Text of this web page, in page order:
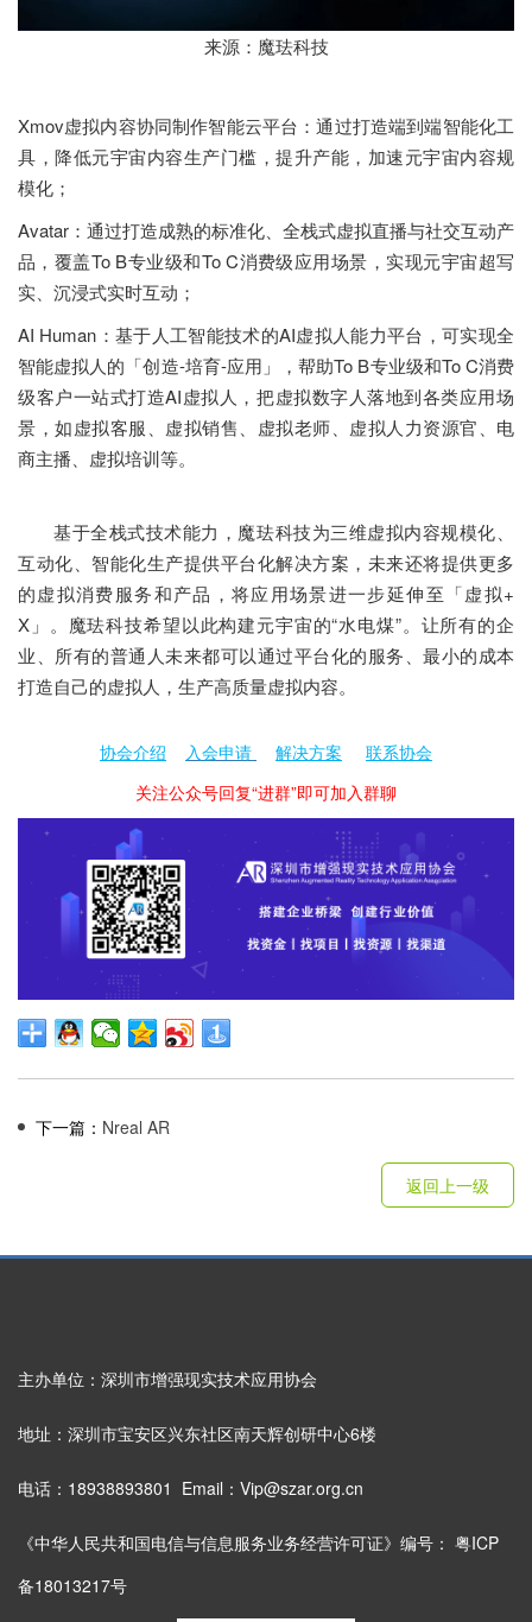
来源：魔珐科技
Xmov虚拟内容协同制作智能云平台：通过打造端到端智能化工
具，降低元宇宙内容生产门槛，提升产能，加速元宇宙内容规
模化；
Avatar：通过打造成熟的标准化、全栈式虚拟直播与社交互动产
品，覆盖To B专业级和To C消费级应用场景，实现元宇宙超写
实、沉浸式实时互动；
AI Human：基于人工智能技术的AI虚拟人能力平台，可实现全
智能虚拟人的「创造-培育-应用」，帮助To B专业级和To C消费
级客户一站式打造AI虚拟人，把虚拟数字人落地到各类应用场
景，如虚拟客服、虚拟销售、虚拟老师、虚拟人力资源官、电
商主播、虚拟培训等。
基于全栈式技术能力，魔珐科技为三维虚拟内容规模化、
互动化、智能化生产提供平台化解决方案，未来还将提供更多
的虚拟消费服务和产品，将应用场景进一步延伸至「虚拟+
X」。魔珐科技希望以此构建元宇宙的“水电煤”。让所有的企
业、所有的普通人未来都可以通过平台化的服务、最小的成本
打造自己的虚拟人，生产高质量虚拟内容。
协会介绍 入会申请 解决方案
联系协会
关注公众号回复“进群”即可加入群聊
下一篇： Nreal AR
返回上一级
主办单位：深圳市增强现实技术应用协会
地址：深圳市宝安区兴东社区南天辉创研中心6楼
电话：18938893801 Email：Vip@szar.org.cn
《中华人民共和国电信与信息服务业务经营许可证》编号： 粤ICP
备18013217号